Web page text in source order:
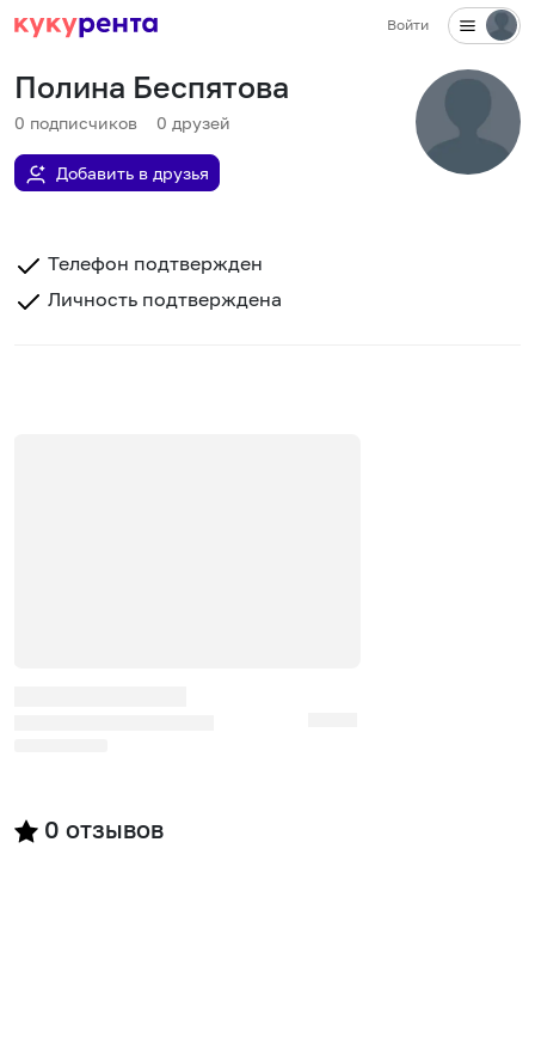
Войти
Полина Беспятова
0 подписчиков 0 друзей
Добавить в друзья
Телефон подтвержден
Личность подтверждена
0 отзывов